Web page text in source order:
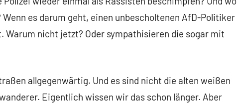
es darum geht, einen unbescholtenen AfD-Politiker
Warum nicht jetzt? Oder sympathisieren die sogar mit
allgegenwärtig. Und es sind nicht die alten weißen
Eigentlich wissen wir das schon länger. Aber